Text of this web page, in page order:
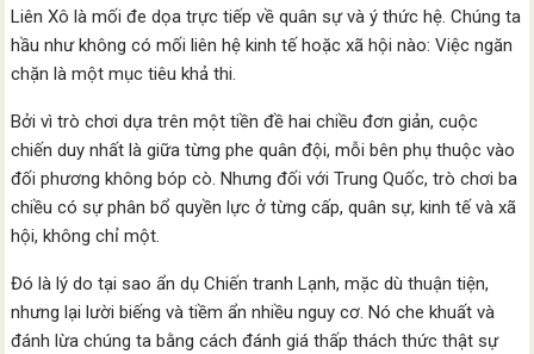
Liên Xô là mối đe dọa trực tiếp về quân sự và ý thức hệ. Chúng ta
hầu như không có mối liên hệ kinh tế hoặc xã hội nào: Việc ngăn
chặn là một mục tiêu khả thi.
Bởi vì trò chơi dựa trên một tiền đề hai chiều đơn giản, cuộc
chiến duy nhất là giữa từng phe quân đội, mỗi bên phụ thuộc vào
đối phương không bóp cò. Nhưng đối với Trung Quốc, trò chơi ba
chiều có sự phân bổ quyền lực ở từng cấp, quân sự, kinh tế và xã
hội, không chỉ một.
Đó là lý do tại sao ẩn dụ Chiến tranh Lạnh, mặc dù thuận tiện,
nhưng lại lười biếng và tiềm ẩn nhiều nguy cơ. Nó che khuất và
đánh lừa chúng ta bằng cách đánh giá thấp thách thức thật sự